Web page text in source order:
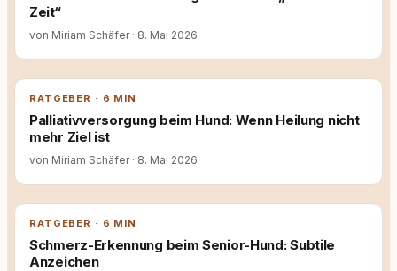
Zeit“
von Miriam Schäfer · 8. Mai 2026
RATGEBER · 6 MIN
Palliativversorgung beim Hund: Wenn Heilung nicht
mehr Ziel ist
von Miriam Schäfer · 8. Mai 2026
RATGEBER · 6 MIN
Schmerz-Erkennung beim Senior-Hund: Subtile
Anzeichen